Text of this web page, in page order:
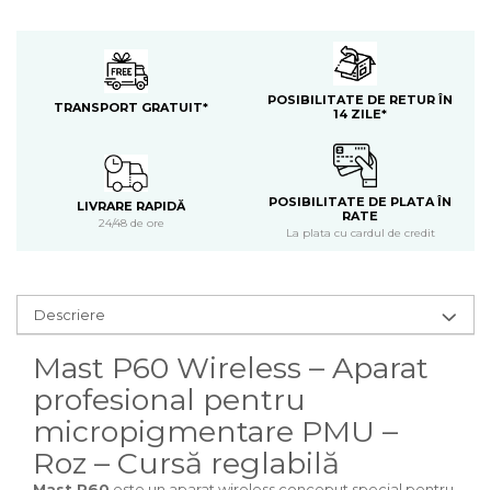
TRANSPORT GRATUIT*
POSIBILITATE DE RETUR ÎN
14 ZILE*
LIVRARE RAPIDĂ
24/48 de ore
POSIBILITATE DE PLATA ÎN
RATE
La plata cu cardul de credit
Descriere
Mast P60 Wireless – Aparat
profesional pentru
micropigmentare PMU –
Roz – Cursă reglabilă